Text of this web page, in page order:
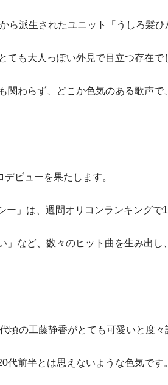
ら派生されたユニット「うしろ髪
ても大人っぽい外見で目立つ存在で
関わらず、どこか色気のある歌声で
ビューを果たします。
ー」は、週間オリコンランキングで1
など、数々のヒット曲を生み出し
頃の工藤静香がとても可愛いと度々
代前半とは思えないような色気です。